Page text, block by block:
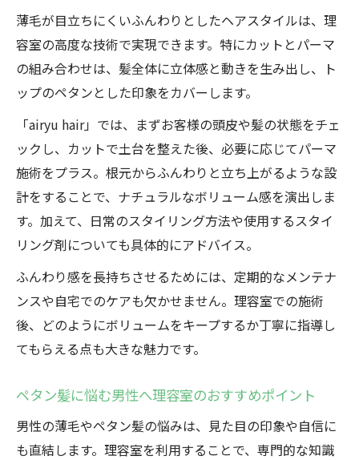
薄毛が目立ちにくいふんわりとしたヘアスタイルは、理
容室の高度な技術で実現できます。特にカットとパーマ
の組み合わせは、髪全体に立体感と動きを生み出し、ト
ップのペタンとした印象をカバーします。
「airyu hair」では、まずお客様の頭皮や髪の状態をチェ
ックし、カットで土台を整えた後、必要に応じてパーマ
施術をプラス。根元からふんわりと立ち上がるような設
計をすることで、ナチュラルなボリューム感を演出しま
す。加えて、日常のスタイリング方法や使用するスタイ
リング剤についても具体的にアドバイス。
ふんわり感を長持ちさせるためには、定期的なメンテナ
ンスや自宅でのケアも欠かせません。理容室での施術
後、どのようにボリュームをキープするか丁寧に指導し
てもらえる点も大きな魅力です。
ペタン髪に悩む男性へ理容室のおすすめポイント
男性の薄毛やペタン髪の悩みは、見た目の印象や自信に
も直結します。理容室を利用することで、専門的な知識